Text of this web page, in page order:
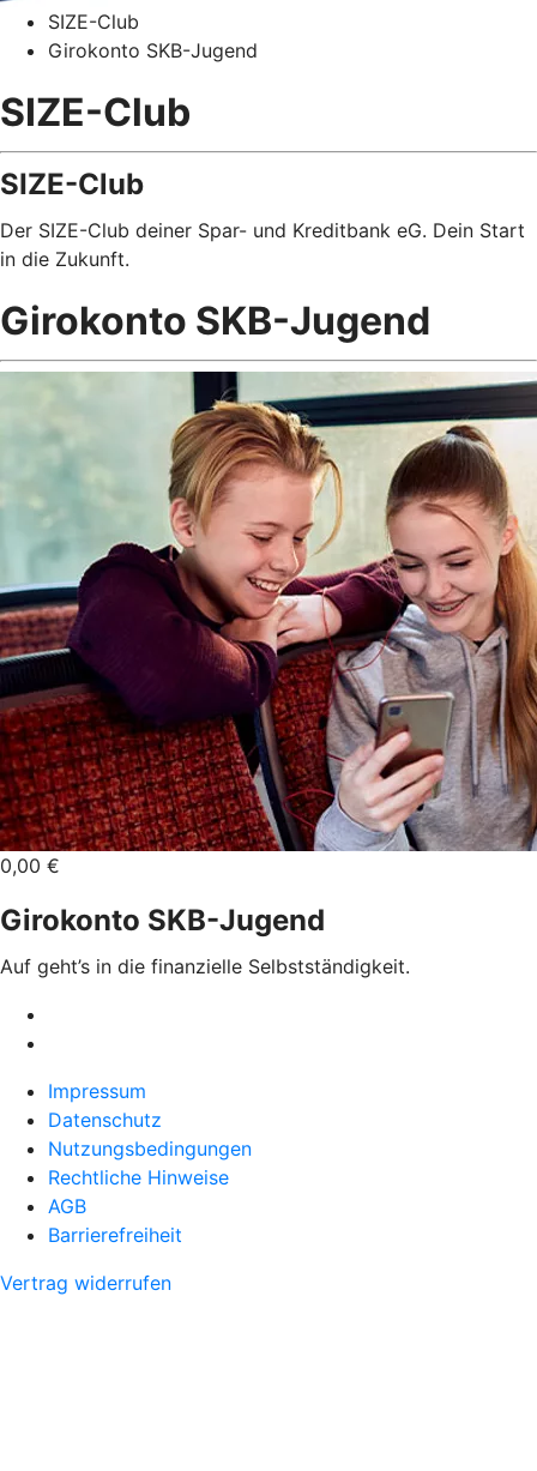
SIZE-Club
Girokonto SKB-Jugend
SIZE-Club
SIZE-Club
Der SIZE-Club deiner Spar- und Kreditbank eG. Dein Start
in die Zukunft.
Girokonto SKB-Jugend
0,00 €
Girokonto SKB-Jugend
Auf geht’s in die finanzielle Selbstständigkeit.
Impressum
Datenschutz
Nutzungsbedingungen
Rechtliche Hinweise
AGB
Barrierefreiheit
Vertrag widerrufen